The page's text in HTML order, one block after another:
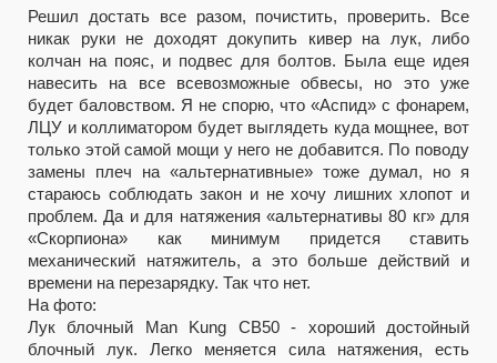
Решил достать все разом, почистить, проверить. Все
никак руки не доходят докупить кивер на лук, либо
колчан на пояс, и подвес для болтов. Была еще идея
навесить на все всевозможные обвесы, но это уже
будет баловством. Я не спорю, что «Аспид» с фонарем,
ЛЦУ и коллиматором будет выглядеть куда мощнее, вот
только этой самой мощи у него не добавится. По поводу
замены плеч на «альтернативные» тоже думал, но я
стараюсь соблюдать закон и не хочу лишних хлопот и
проблем. Да и для натяжения «альтернативы 80 кг» для
«Скорпиона» как минимум придется ставить
механический натяжитель, а это больше действий и
времени на перезарядку. Так что нет.
На фото:
Лук блочный Man Kung CB50 - хороший достойный
блочный лук. Легко меняется сила натяжения, есть